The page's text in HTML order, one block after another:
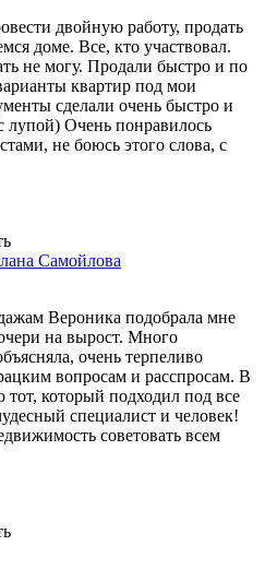
двойную работу, продать
доме. Все, кто участвовал.
не могу. Продали быстро и по
квартир под мои
сделали очень быстро и
лупой) Очень понравилось
не боюсь этого слова, с
Самойлова
Вероника подобрала мне
на вырост. Много
очень терпеливо
вопросам и расспросам. В
который подходил под все
специалист и человек!
советовать всем